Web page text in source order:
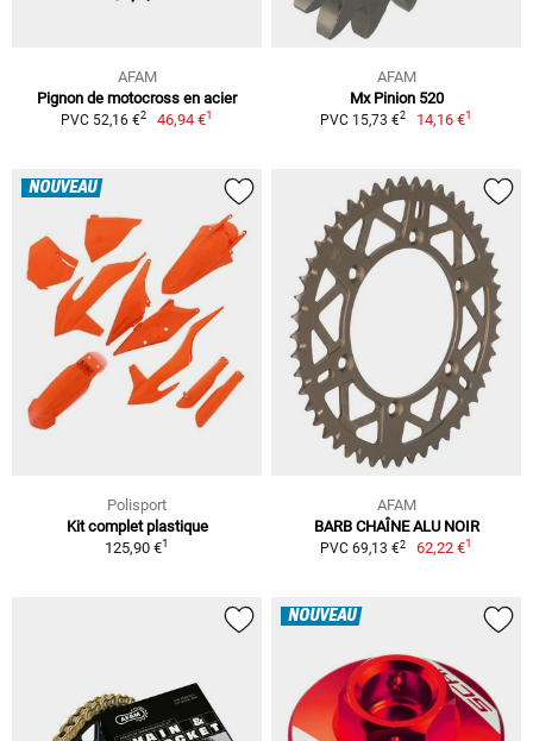
AFAM
Pignon de motocross en acier
PVC 52,16 €2 46,94 €1
AFAM
Mx Pinion 520
PVC 15,73 €2 14,16 €1
NOUVEAU
Polisport
Kit complet plastique
125,90 €1
AFAM
BARB CHAÎNE ALU NOIR
PVC 69,13 €2 62,22 €1
NOUVEAU